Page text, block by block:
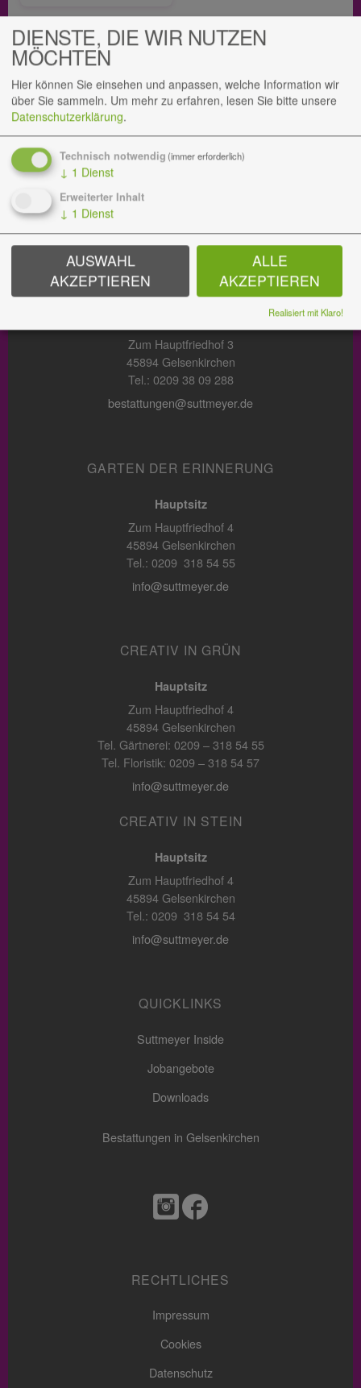
Gedenkseite teilen
Teilen Sie diese Gedenkseite gerne mit Ihren
Angehörigen, um so ein bleibendes Andenken an Dirk
Alexander Malarczuk zu bewahren.
BESTATTUNGEN
Zum Hauptfriedhof 3
45894 Gelsenkirchen
Tel.: 0209 38 09 288
bestattungen@suttmeyer.de
GARTEN DER ERINNERUNG
Hauptsitz
Zum Hauptfriedhof 4
45894 Gelsenkirchen
Tel.: 0209 318 54 55
info@suttmeyer.de
CREATIV IN GRÜN
Hauptsitz
Zum Hauptfriedhof 4
45894 Gelsenkirchen
Tel. Gärtnerei: 0209 – 318 54 55
Tel. Floristik: 0209 – 318 54 57
info@suttmeyer.de
CREATIV IN STEIN
Hauptsitz
Zum Hauptfriedhof 4
45894 Gelsenkirchen
Tel.: 0209 318 54 54
info@suttmeyer.de
QUICKLINKS
Suttmeyer Inside
Jobangebote
Downloads
Bestattungen in Gelsenkirchen
RECHTLICHES
Impressum
Cookies
Datenschutz
DIENSTE, DIE WIR NUTZEN
MÖCHTEN
Hier können Sie einsehen und anpassen, welche Information wir
über Sie sammeln. Um mehr zu erfahren, lesen Sie bitte unsere
Datenschutzerklärung.
Technisch notwendig (immer erforderlich)
↓ 1 Dienst
Erweiterter Inhalt
↓ 1 Dienst
AUSWAHL
AKZEPTIEREN
ALLE
AKZEPTIEREN
Realisiert mit Klaro!